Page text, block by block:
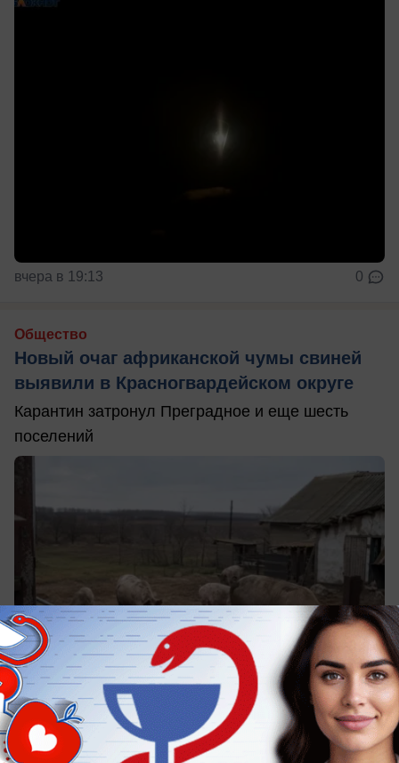
вчера в 19:13 0
Общество
Новый очаг африканской чумы свиней
выявили в Красногвардейском округе
Карантин затронул Преградное и еще шесть
поселений
вчера в 18:13 2